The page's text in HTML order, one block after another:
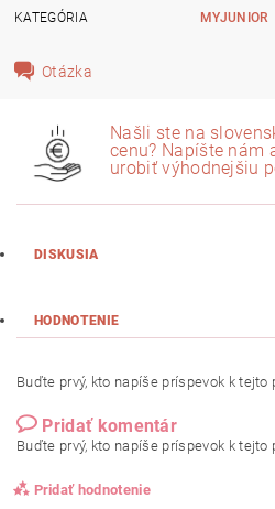
KATEGÓRIA
MYJUNIOR
Otázka
Našli ste na
cenu? Napíšte nám
urobiť výhodnejšiu
DISKUSIA
HODNOTENIE
Buďte prvý, kto napíše príspevok k tejto
Pridať komentár
Buďte prvý, kto napíše príspevok k tejto
Pridať hodnotenie